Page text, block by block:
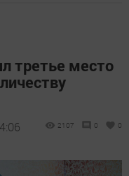
третье место
2107 0 0